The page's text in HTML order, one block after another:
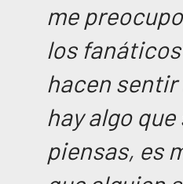
me
los
hacen sentir
hay algo que
piensas, es